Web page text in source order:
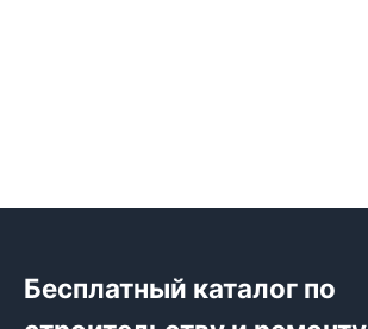
Бесплатный каталог по